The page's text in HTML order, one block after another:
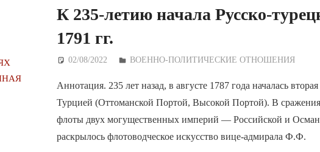
К 235-летию начала Русско-
1791 гг.
02/08/2022 Дежурный по Редакции
ВОЕННО-ПОЛИТИЧЕСКИE ОТНОШЕНИЯ
Аннотация. 235 лет назад, в августе 1787 года началась
Турцией (Оттоманской Портой, Высокой Портой). В
флоты двух могущественных империй — Российской и
раскрылось флотоводческое искусство вице-адмирала Ф.Ф.